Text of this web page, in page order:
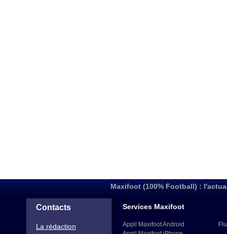
Maxifoot (100% Football) :
Contacts
La rédaction
Services Maxifoot
Appli Maxifoot Android